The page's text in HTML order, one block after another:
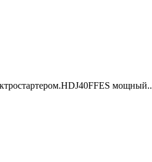
мощный..